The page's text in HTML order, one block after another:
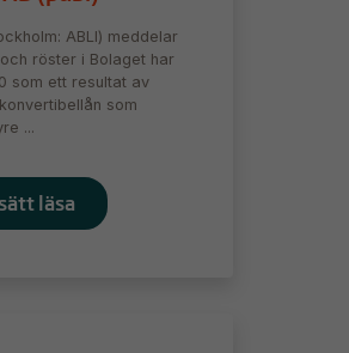
ABLI) meddelar
röster i Bolaget har
som ett resultat av
som
...
läsa